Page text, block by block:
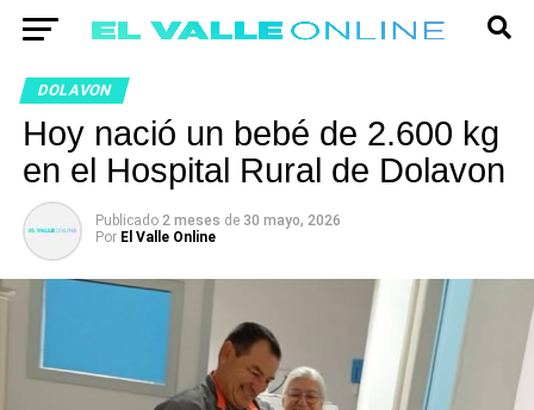
DOLAVON
Hoy nació un bebé de 2.600 kg
en el Hospital Rural de Dolavon
Publicado 2 meses de 30 mayo, 2026
Por El Valle Online